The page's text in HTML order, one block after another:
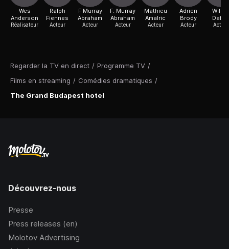
Regarder la TV en direct / Programme TV /
Films en streaming / Comédies dramatiques /
The Grand Budapest hotel
Wes
Anderson
Réalisateur
Ralph
Fiennes
Acteur
F Murray
Abraham
Acteur
F. Murray
Abraham
Acteur
Mathieu
Amalric
Acteur
Adrien
Brody
Acteur
Dafoe
Acteur
Découvrez-nous
Presse
Press releases (en)
Molotov Advertising